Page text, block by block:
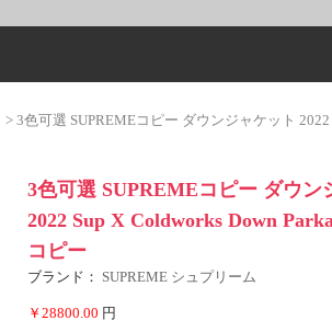
> 3色可選 SUPREMEコピー ダウンジャケット 2022 Sup X Coldworks Down
3色可選 SUPREMEコピー ダウン
2022 Sup X Coldworks Down
コピー
ブランド： SUPREME シュプリーム
￥28800.00 円